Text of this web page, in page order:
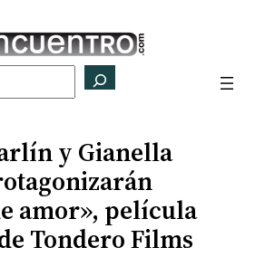
y Gianella
amor», película
Tondero Films